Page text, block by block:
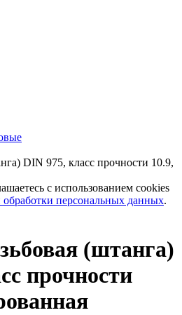
DIN 975, класс прочности 10.9,
с использованием cookies
персональных данных.
(штанга)
прочности